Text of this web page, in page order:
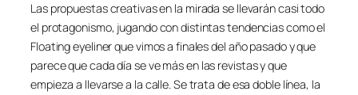
Las propuestas creativas en la mirada se llevarán casi todo
el protagonismo, jugando con distintas tendencias como el
Floating eyeliner que vimos a finales del año pasado y que
parece que cada día se ve más en las revistas y que
empieza a llevarse a la calle. Se trata de esa doble línea, la